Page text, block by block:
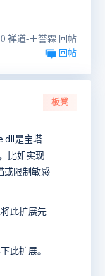
禅道-王誉霖 回帖
回帖
板凳
是宝塔
比如实现
或限制敏感
此扩展先
此扩展。